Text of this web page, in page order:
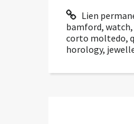
Lien
bamford, watch,
corto moltedo,
horology,